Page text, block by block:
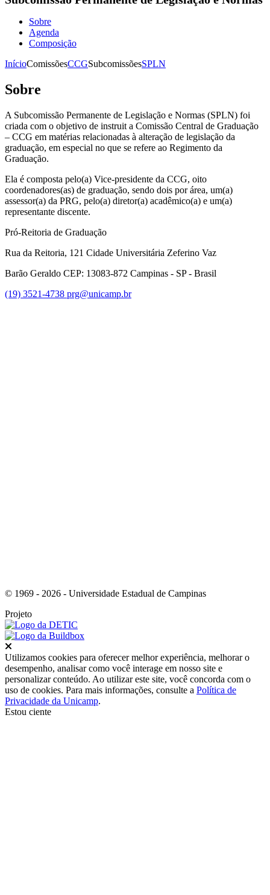
Sobre
Agenda
Composição
InícioComissõesCCGSubcomissõesSPLN
Sobre
A Subcomissão Permanente de Legislação e Normas (SPLN) foi
criada com o objetivo de instruit a Comissão Central de Graduação
– CCG em matérias relacionadas à alteração de legislação da
graduação, em especial no que se refere ao Regimento da
Graduação.
Ela é composta pelo(a) Vice-presidente da CCG, oito
coordenadores(as) de graduação, sendo dois por área, um(a)
assessor(a) da PRG, pelo(a) diretor(a) acadêmico(a) e um(a)
representante discente.
Pró-Reitoria de Graduação
Rua da Reitoria, 121 Cidade Universitária Zeferino Vaz
Barão Geraldo CEP: 13083-872 Campinas - SP - Brasil
(19) 3521-4738 prg@unicamp.br
© 1969 - 2026 - Universidade Estadual de Campinas
Projeto
Utilizamos cookies para oferecer melhor experiência, melhorar o
desempenho, analisar como você interage em nosso site e
personalizar conteúdo. Ao utilizar este site, você concorda com o
uso de cookies. Para mais informações, consulte a Política de
Privacidade da Unicamp.
Estou ciente